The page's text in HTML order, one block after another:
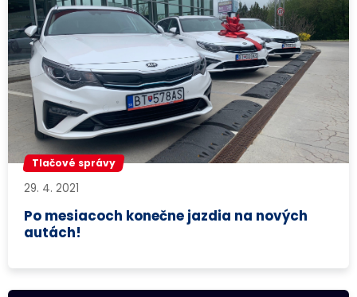
Tlačové správy
29. 4. 2021
Po mesiacoch konečne jazdia na nových
autách!